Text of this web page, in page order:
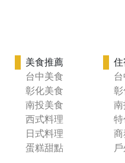
美食推薦
台中美食
彰化美食
南投美食
西式料理
日式料理
蛋糕甜點
住
彰
南
特
商